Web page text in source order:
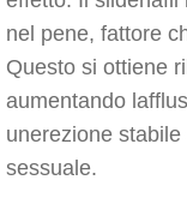
nel pene, fattore
Questo si ottiene
aumentando
unerezione
sessuale.